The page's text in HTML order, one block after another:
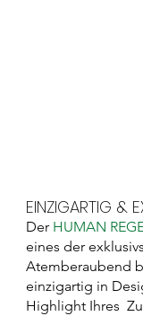
EINZIGARTIG &
Der HUMAN
eines der
Atemberaubend
einzigartig in
Highlight Ihres